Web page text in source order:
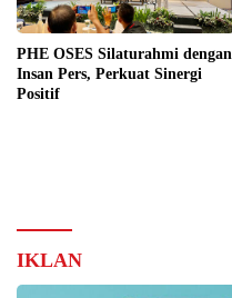
PHE OSES Silaturahmi dengan
Insan Pers, Perkuat Sinergi
Positif
IKLAN